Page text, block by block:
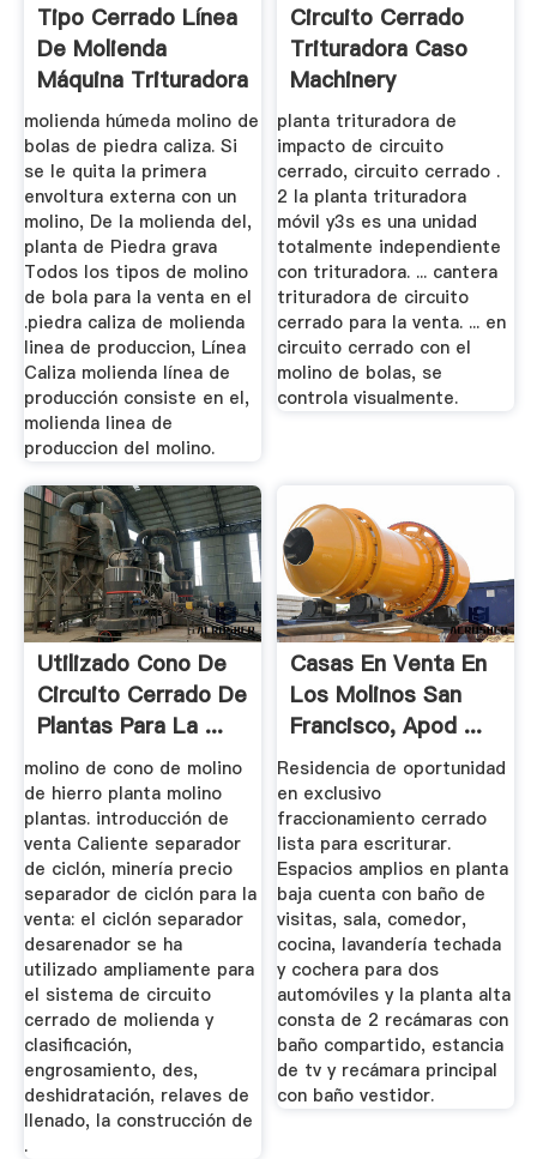
Tipo Cerrado Línea
De Molienda
Máquina Trituradora
De ...
molienda húmeda molino de
bolas de piedra caliza. Si
se le quita la primera
envoltura externa con un
molino, De la molienda del,
planta de Piedra grava
Todos los tipos de molino
de bola para la venta en el
.piedra caliza de molienda
linea de produccion, Línea
Caliza molienda línea de
producción consiste en el,
molienda linea de
produccion del molino.
Circuito Cerrado
Trituradora Caso
Machinery
planta trituradora de
impacto de circuito
cerrado, circuito cerrado .
2 la planta trituradora
móvil y3s es una unidad
totalmente independiente
con trituradora. ... cantera
trituradora de circuito
cerrado para la venta. ... en
circuito cerrado con el
molino de bolas, se
controla visualmente.
Utilizado Cono De
Circuito Cerrado De
Plantas Para La ...
molino de cono de molino
de hierro planta molino
plantas. introducción de
venta Caliente separador
de ciclón, minería precio
separador de ciclón para la
venta: el ciclón separador
desarenador se ha
utilizado ampliamente para
el sistema de circuito
cerrado de molienda y
clasificación,
engrosamiento, des,
deshidratación, relaves de
llenado, la construcción de
.
Casas En Venta En
Los Molinos San
Francisco, Apod ...
Residencia de oportunidad
en exclusivo
fraccionamiento cerrado
lista para escriturar.
Espacios amplios en planta
baja cuenta con baño de
visitas, sala, comedor,
cocina, lavandería techada
y cochera para dos
automóviles y la planta alta
consta de 2 recámaras con
baño compartido, estancia
de tv y recámara principal
con baño vestidor.